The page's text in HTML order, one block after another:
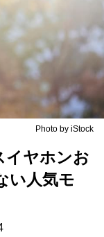
Photo by iStock
イヤホンお
い人気モ